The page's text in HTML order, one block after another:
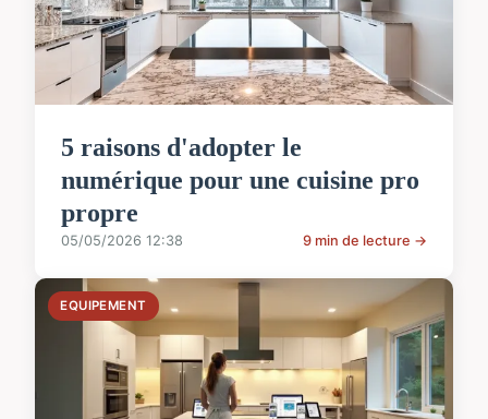
5 raisons d'adopter le
numérique pour une cuisine pro
propre
05/05/2026 12:38 9 min de lecture →
EQUIPEMENT